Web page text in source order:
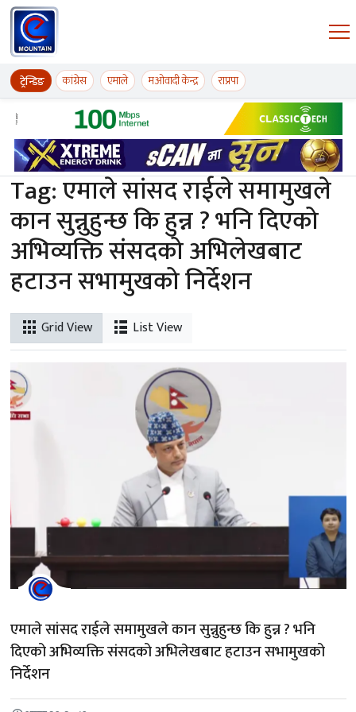
Skip to content
ईमाउण्टेन समाचार
ट्रेन्डिङ कांग्रेस एमाले मओवादी केन्द्र राप्रपा
Tag:एमाले सांसद राईले समामुखले
कान सुन्नुहुन्छ कि हुन्न ? भनि दिएको
अभिव्यक्ति संसदको अभिलेखबाट
हटाउन सभामुखको निर्देशन
Grid View List View
एमाले सांसद राईले समामुखले कान सुन्नुहुन्छ कि हुन्न ? भनि
दिएको अभिव्यक्ति संसदको अभिलेखबाट हटाउन सभामुखको
निर्देशन